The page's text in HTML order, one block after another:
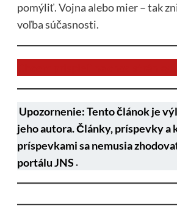
pomýliť. Vojna alebo mier – tak
voľba súčasnosti.
Upozornenie: Tento článok je
jeho autora. Články, príspevky a
príspevkami sa nemusia
portálu JNS.